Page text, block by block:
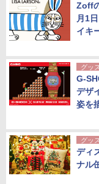
Zoff
月1
イキ
グッ
G-
デザ
姿を
グッ
ディ
ナル